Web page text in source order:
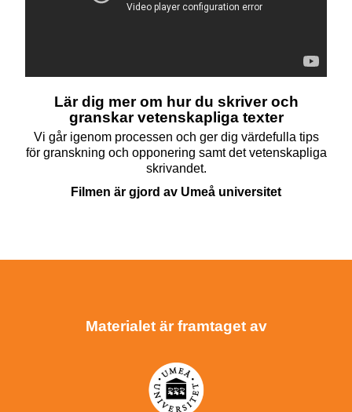
Lär dig mer om hur du skriver och
granskar vetenskapliga texter
Vi går igenom processen och ger dig värdefulla tips
för granskning och opponering samt det vetenskapliga
skrivandet.
Filmen är gjord av Umeå universitet
Materialet är framtaget av